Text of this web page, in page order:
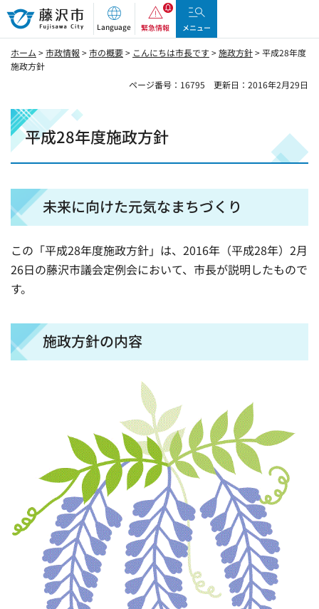
藤沢市
Language 緊急情報 メニュー
ホーム >市政情報 >市の概要> こんにちは市長です>施政方針> 平成28年度
施政方針
ページ番号：16795
更新日：2016年2月29日
平成28年度施政方針
未来に向けた元気なまちづくり
この「平成28年度施政方針」は、2016年（平成28年）2月
26日の藤沢市議会定例会において、市長が説明したもので
す。
施政方針の内容